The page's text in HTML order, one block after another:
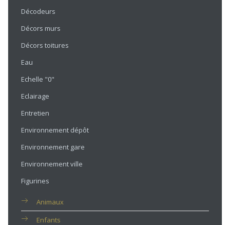
Décodeurs
Décors murs
Décors toitures
Eau
Echelle "0"
Eclairage
Entretien
Environnement dépôt
Environnement gare
Environnement ville
Figurines
Animaux
Enfants